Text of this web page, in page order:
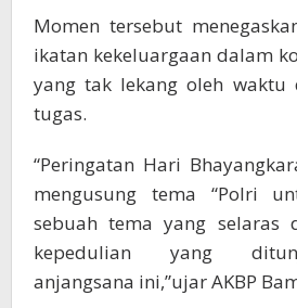
Momen tersebut
ikatan kekeluargaan dalam
yang tak lekang oleh waktu
tugas.
“Peringatan Hari
mengusung tema “Polri
sebuah tema yang selaras
kepedulian yang
anjangsana ini,”ujar AKBP